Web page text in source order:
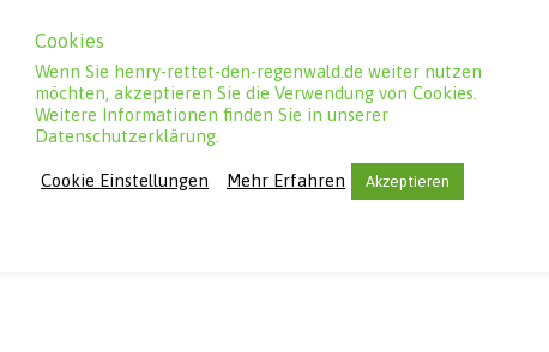
von Benni Over kommt voran. Jennifer Schatz baut
Videoschnittprogramms ein. Dank der großartigen
Adorjan konnten wir auch die Sprachaufnahmen im
steht jetzt der Audioschnit an. Es ist unglaublich wie
sind: Genau wie in der Geschichte des Films, kommt
an.
Cookies
Wenn Sie henry-rettet-den-regenwald.de weiter nutzen
möchten, akzeptieren Sie die Verwendung von Cookies.
Weitere Informationen finden Sie in unserer
Datenschutzerklärung.
Cookie Einstellungen Mehr Erfahren Akzeptieren